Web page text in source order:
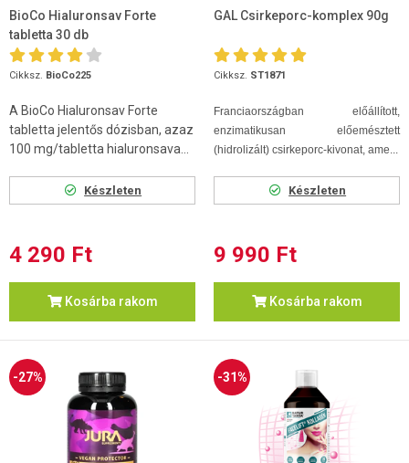
BioCo Hialuronsav Forte
tabletta 30 db
Cikksz. BioCo225
A BioCo Hialuronsav Forte
tabletta jelentős dózisban, azaz
100 mg/tabletta hialuronsava...
Készleten
4 290 Ft
Kosárba rakom
GAL Csirkeporc-komplex 90g
Cikksz. ST1871
Franciaországban előállított,
enzimatikusan előemésztett
(hidrolizált) csirkeporc-kivonat, ame...
Készleten
9 990 Ft
Kosárba rakom
-27% -31%